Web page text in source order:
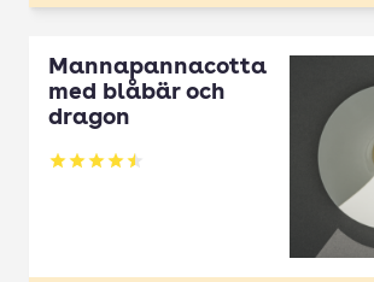
Mannapannacotta
med blåbär och
dragon
Betyg: 4.5 av 5